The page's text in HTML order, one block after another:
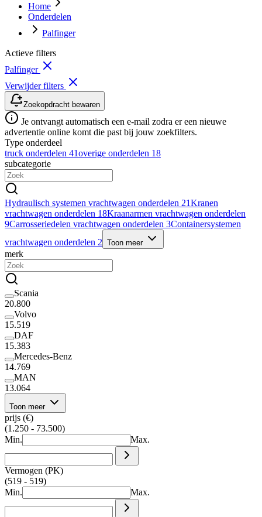
Home
Onderdelen
Palfinger
Actieve filters
Palfinger
Verwijder filters
Zoekopdracht bewaren
Je ontvangt automatisch een e-mail zodra er een nieuwe
advertentie online komt die past bij jouw zoekfilters.
Type onderdeel
truck onderdelen 41overige onderdelen 18
subcategorie
Hydraulisch systemen vrachtwagen onderdelen 21Kranen
vrachtwagen onderdelen 18Kraanarmen vrachtwagen onderdelen
9Carrosseriedelen vrachtwagen onderdelen 3Containersystemen
vrachtwagen onderdelen 2 Toon meer
merk
Scania
20.800
Volvo
15.519
DAF
15.383
Mercedes-Benz
14.769
MAN
13.064
Toon meer
prijs (€)
(1.250 - 73.500)
Min.
Max.
Vermogen (PK)
(519 - 519)
Min.
Max.